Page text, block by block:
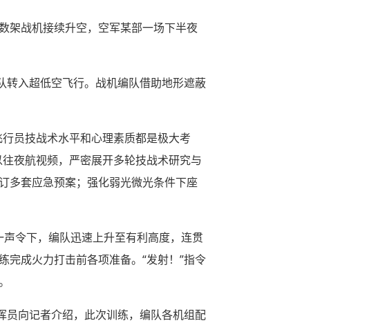
架战机接续升空，空军某部一场下半夜
转入超低空飞行。战机编队借助地形遮蔽
员技战术水平和心理素质都是极大考
夜航视频，严密展开多轮技战术研究与
多套应急预案；强化弱光微光条件下座
令下，编队迅速上升至有利高度，连贯
成火力打击前各项准备。“发射！”指令
员向记者介绍，此次训练，编队各机组配